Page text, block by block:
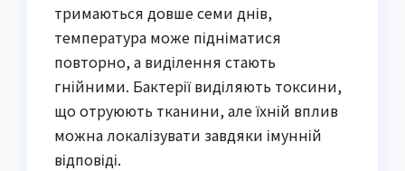
тримаються довше семи днів,
температура може підніматися
повторно, а виділення стають
гнійними. Бактерії виділяють токсини,
що отруюють тканини, але їхній вплив
можна локалізувати завдяки імунній
відповіді.